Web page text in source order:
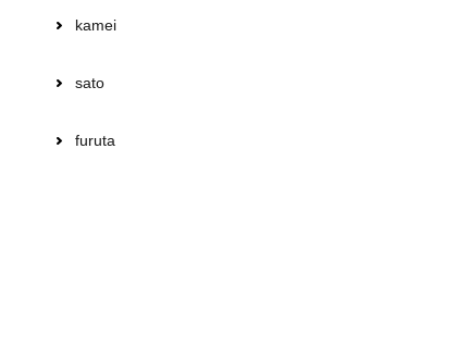
kamei
sato
furuta